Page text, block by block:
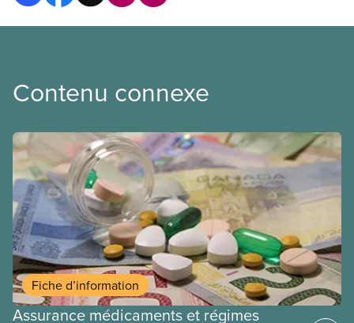
Contenu connexe
Fiche d’information
Assurance médicaments et régimes